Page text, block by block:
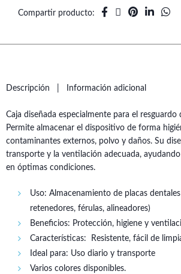
Compartir producto
Descripción Información adicional
Caja diseñada especialmente para el resguardo
Permite almacenar el dispositivo de forma
contaminantes externos, polvo y daños. Su
transporte y la ventilación adecuada,
en óptimas condiciones.
Uso: Almacenamiento de placas
retenedores, férulas, alineadores)
Beneficios: Protección, higiene y
Características: Resistente, fácil de
Ideal para: Uso diario y transporte
Varios colores disponibles.